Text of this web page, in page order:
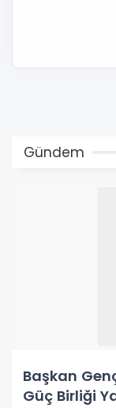
Gündem
Başkan
Güç Birliği